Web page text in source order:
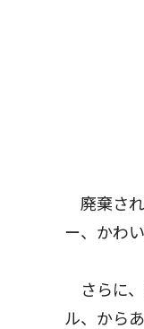
廃棄され
ー、かわ
さらに、
ル、から